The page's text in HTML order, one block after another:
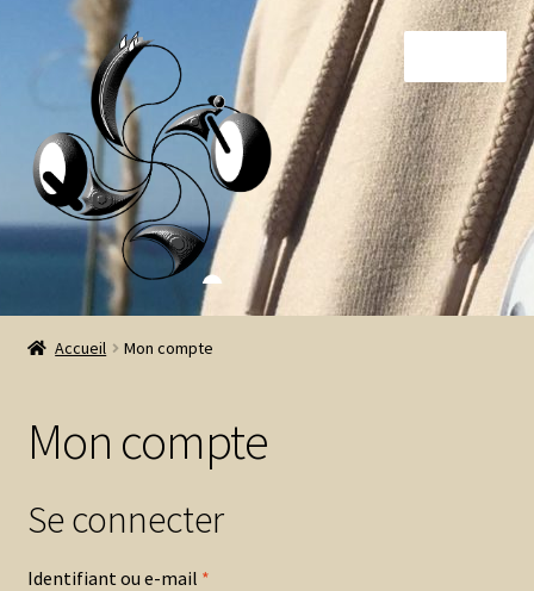
navigation
contenu
A propos
Mon compte
Paiement
Mon panier
Accueil Mon compte
Mon compte
Se connecter
Identifiant ou e-mail *Obligatoire